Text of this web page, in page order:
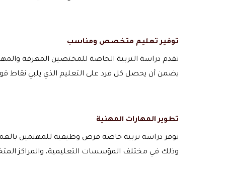
توفير تعليم متخصص ومناسب
تقدم دراسة التربية الخاصة للمختصين المعرفة
يضمن أن يحصل كل فرد على التعليم الذي يلبي نقاط
تطوير المهارات المهنية
توفر دراسة تربية خاصة فرص وظيفية للمهتمين
وذلك في مختلف المؤسسات التعليمية، والمراكز